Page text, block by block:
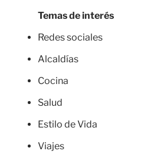
Temas de interés
Redes sociales
Alcaldías
Cocina
Salud
Estilo de Vida
Viajes